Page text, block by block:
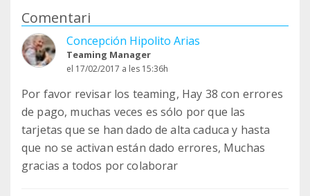
Comentari
Concepción Hipolito Arias
Teaming Manager
el 17/02/2017 a les 15:36h
Por favor revisar los teaming, Hay 38 con errores
de pago, muchas veces es sólo por que las
tarjetas que se han dado de alta caduca y hasta
que no se activan están dado errores, Muchas
gracias a todos por colaborar